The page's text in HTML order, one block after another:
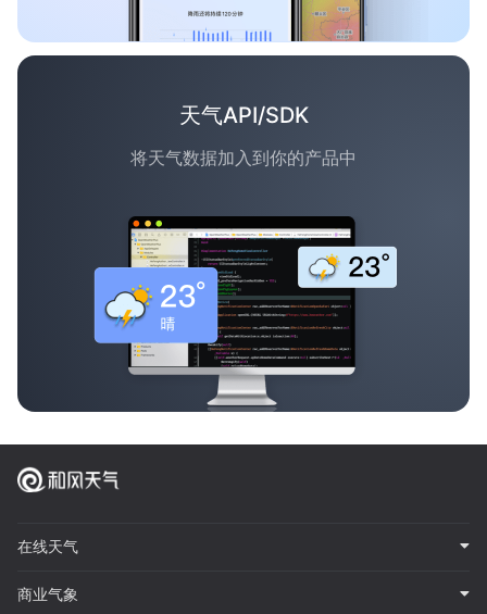
天气API/SDK
将天气数据加入到你的产品中
在线天气
商业气象